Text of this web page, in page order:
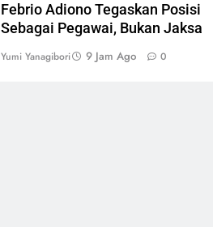
Febrio Adiono Tegaskan Posisi
Sebagai Pegawai, Bukan Jaksa
Yumi Yanagibori 9 Jam Ago 0